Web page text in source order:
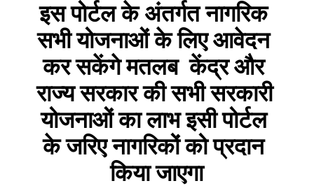
इस पोर्टल के अंतर्गत नागरिक
सभी योजनाओं के लिए आवेदन
कर सकेंगे मतलब  केंद्र और
राज्य सरकार की सभी सरकारी
योजनाओं का लाभ इसी पोर्टल
के जरिए नागरिकों को प्रदान
किया जाएगा